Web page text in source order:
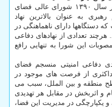
این پژوهشگر همین طور گفت: در سال ۱۳۹۰ شورای عالی فضای
به عنوان بالاترین نهاد
دارای ناهماهنگی در
تعدادی از نهادهای دفاعی
این شورا به تنهایی رافع
دفاعی امنیتی منسجم فضای
از فرصت های موجود در
منطقه و بین الملل، سبب می
و اثربخش در مقابل هر تهدیدی
یکپارچگی در مدیریت این فضا،